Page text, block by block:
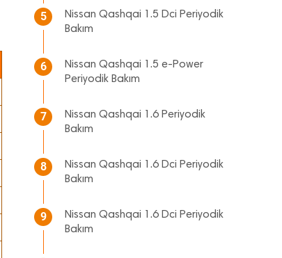
5
Nissan Qashqai 1.5 Dci Periyodik
Bakım
6
Nissan Qashqai 1.5 e-Power
Periyodik Bakım
7
Nissan Qashqai 1.6 Periyodik
Bakım
8
Nissan Qashqai 1.6 Dci Periyodik
Bakım
9
Nissan Qashqai 1.6 Dci Periyodik
Bakım